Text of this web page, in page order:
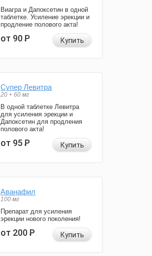
Виагра и Дапоксетин в одной
таблетке. Усиление эрекции и
продление полового акта!
от 90Р Купить
Супер Левитра
20 + 60 мг
В одной таблетке Левитра
для усиления эрекции и
Дапоксетин для продления
полового акта!
от 95Р Купить
Аванафил
100 мг
Препарат для усиления
эрекции нового поколения!
от 200Р Купить